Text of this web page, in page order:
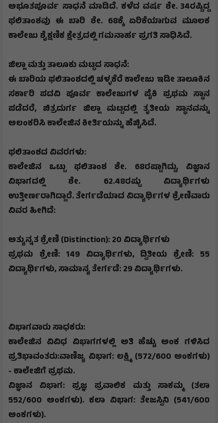
ಅಭೂತಪೂರ್ವ ಸಾಧನೆ ಮಾಡಿದೆ. ಕಳೆದ ವರ್ಷ ಶೇ. 34ರಷ್ಟಿದ್ದ
ಫಲಿತಾಂಶವು ಈ ಬಾರಿ ಶೇ. 68ಕ್ಕೆ ಏರಿಕೆಯಾಗುವ ಮೂಲಕ
ಕಾಲೇಜು ಶೈಕ್ಷಣಿಕ ಕ್ಷೇತ್ರದಲ್ಲಿ ಗಮನಾರ್ಹ ಪ್ರಗತಿ ಸಾಧಿಸಿದೆ.
​ಜಿಲ್ಲಾ ಮತ್ತು ತಾಲೂಕು ಮಟ್ಟದ ಸಾಧನೆ:
​ಈ ಬಾರಿಯ ಫಲಿತಾಂಶದಲ್ಲಿ ಚಳ್ಳಕೆರೆ ಕಾಲೇಜು ಇಡೀ ತಾಲೂಕಿನ
ಸರ್ಕಾರಿ ಪದವಿ ಪೂರ್ವ ಕಾಲೇಜುಗಳ ಪೈಕಿ ಪ್ರಥಮ ಸ್ಥಾನ
ಪಡೆದರೆ, ಚಿತ್ರದುರ್ಗ ಜಿಲ್ಲಾ ಮಟ್ಟದಲ್ಲಿ ತೃತೀಯ ಸ್ಥಾನವನ್ನು
ಅಲಂಕರಿಸಿ ಕಾಲೇಜಿನ ಕೀರ್ತಿಯನ್ನು ಹೆಚ್ಚಿಸಿದೆ.
​ಫಲಿತಾಂಶದ ವಿವರಗಳು:
​ಕಾಲೇಜಿನ ಒಟ್ಟು ಫಲಿತಾಂಶ ಶೇ. 68ರಷ್ಟಾಗಿದ್ದು, ವಿಜ್ಞಾನ
ವಿಭಾಗದಲ್ಲಿ ಶೇ. 62.48ರಷ್ಟು ವಿದ್ಯಾರ್ಥಿಗಳು
ಉತ್ತೀರ್ಣರಾಗಿದ್ದಾರೆ. ತೇರ್ಗಡೆಯಾದ ವಿದ್ಯಾರ್ಥಿಗಳ ಶ್ರೇಣಿವಾರು
ವಿವರ ಹೀಗಿದೆ:
​ಅತ್ಯುನ್ನತ ಶ್ರೇಣಿ (Distinction): 20 ವಿದ್ಯಾರ್ಥಿಗಳು
​ಪ್ರಥಮ ಶ್ರೇಣಿ: 149ವಿದ್ಯಾರ್ಥಿಗಳು, ​ದ್ವಿತೀಯ ಶ್ರೇಣಿ: 55
ವಿದ್ಯಾರ್ಥಿಗಳು,​ಸಾಮಾನ್ಯ ತೇರ್ಗಡೆ:29ವಿದ್ಯಾರ್ಥಿಗಳು.
​ವಿಭಾಗವಾರು ಸಾಧಕರು:
​ಕಾಲೇಜಿನ ವಿವಿಧ ವಿಭಾಗಗಳಲ್ಲಿ ಅತಿ ಹೆಚ್ಚು ಅಂಕ ಗಳಿಸಿದ
ಪ್ರತಿಭಾವಂತರು:​ವಾಣಿಜ್ಯ ವಿಭಾಗ: ಲಕ್ಷ್ಮಿ (572/600 ಅಂಕಗಳು)
- ಕಾಲೇಜಿಗೆ ಪ್ರಥಮ.
​ವಿಜ್ಞಾನ ವಿಭಾಗ: ಪ್ರಜ್ಞ ಪ್ರವಾಲಿಕ ಮತ್ತು ಸಾಕಮ್ಮ (ತಲಾ
552/600 ಅಂಕಗಳು). ​ಕಲಾ ವಿಭಾಗ: ತೇಜಸ್ವಿನಿ (541/600
ಅಂಕಗಳು).